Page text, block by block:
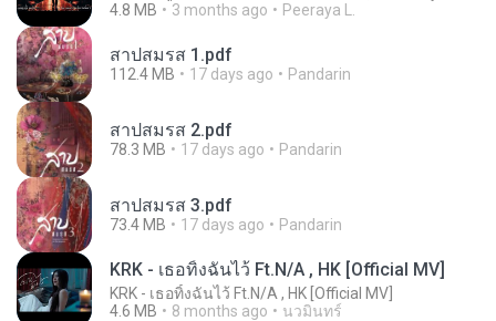
4.8 MB
3 months ago Peeraya L.
สาปสมรส 1.pdf
112.4 MB 17 days ago Pandarin
สาปสมรส 2.pdf
78.3 MB 17 days ago Pandarin
สาปสมรส 3.pdf
73.4 MB 17 days ago Pandarin
KRK - เธอทิ้งฉันไว้ Ft.N/A , HK [Official MV]
KRK - เธอทิ้งฉันไว้ Ft.N/A , HK [Official MV]
4.6 MB
8 months ago นวมินทร์